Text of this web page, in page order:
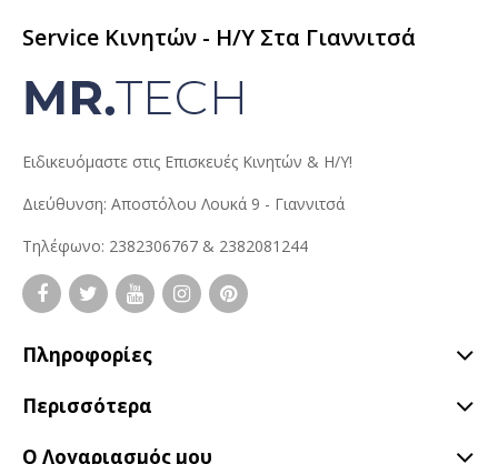
Service Κινητών - H/Y Στα Γιαννιτσά
Ειδικευόμαστε στις Επισκευές Κινητών & Η/Υ!
Διεύθυνση: Αποστόλου Λουκά 9 - Γιαννιτσά
Τηλέφωνο: 2382306767 & 2382081244
Πληροφορίες
Περισσότερα
Ο Λογαριασμός μου